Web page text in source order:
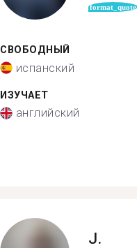
format_quote
СВОБОДНЫЙ
испанский
ИЗУЧАЕТ
английский
J.